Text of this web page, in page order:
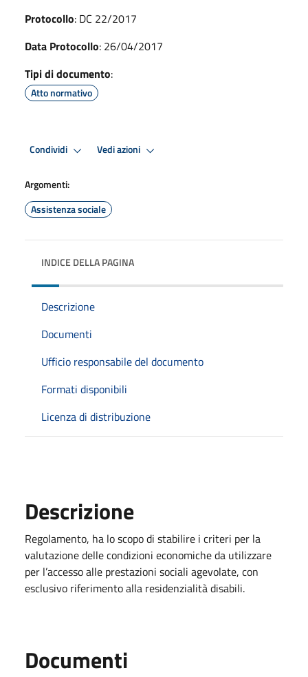
Protocollo: DC 22/2017
Data Protocollo: 26/04/2017
Tipi di documento:
Atto normativo
Condividi Vedi azioni
Argomenti:
Assistenza sociale
INDICE DELLA PAGINA
Descrizione
Documenti
Ufficio responsabile del documento
Formati disponibili
Licenza di distribuzione
Descrizione
Regolamento, ha lo scopo di stabilire i criteri per la
valutazione delle condizioni economiche da utilizzare
per l’accesso alle prestazioni sociali agevolate, con
esclusivo riferimento alla residenzialità disabili.
Documenti